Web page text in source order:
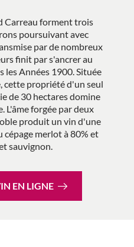
Carreau forment trois
poursuivant avec
par de nombreux
finit par s'ancrer au
les Années 1900. Située
cette propriété d'un seul
de 30 hectares domine
L'âme forgée par deux
produit un vin d'une
cépage merlot à 80% et
sauvignon.
EN LIGNE